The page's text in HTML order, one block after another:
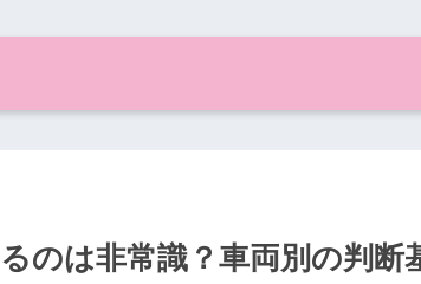
のは非常識？車両別の判断